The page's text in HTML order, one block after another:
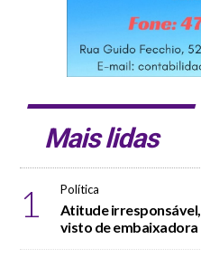
Mais lidas
1 Política
Atitude
visto de embaixadora